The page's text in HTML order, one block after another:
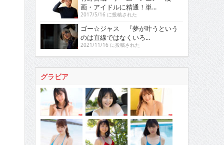
画・アイドルに精通！単...
2017/5/16 に投稿された
ゴー☆ジャス 『夢が叶うという
のは直線ではなくいろ...
2021/11/16 に投稿された
グラビア